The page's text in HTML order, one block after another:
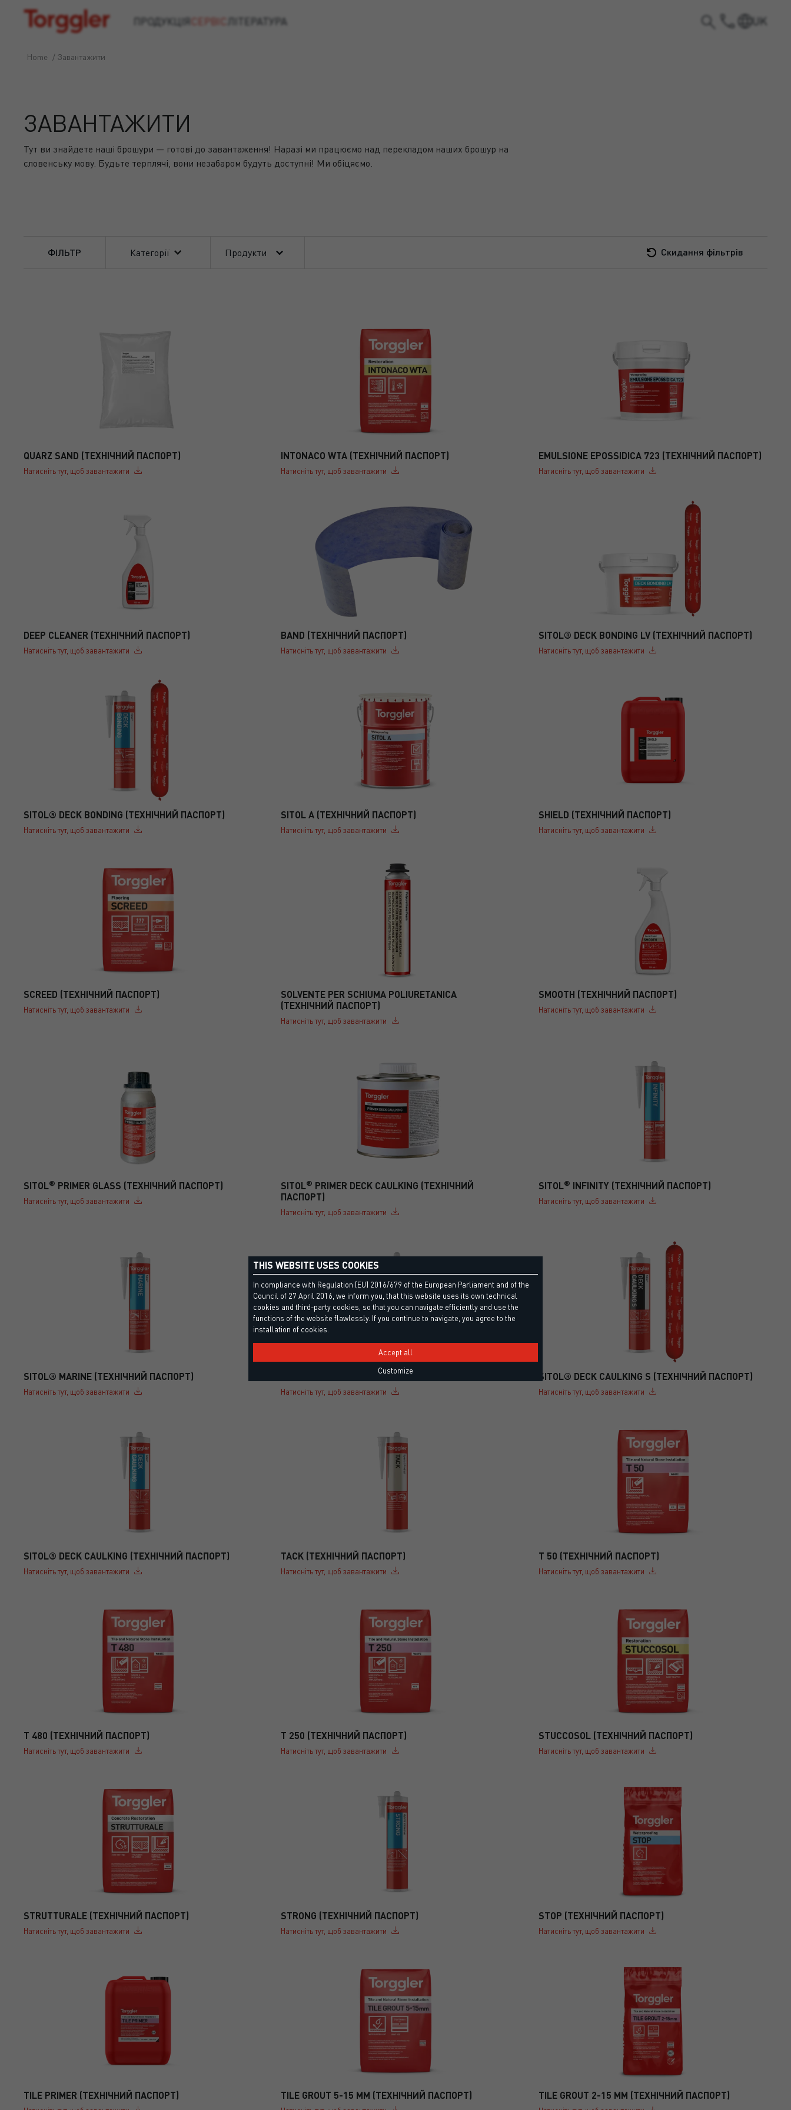
Torggler ПРОДУКЦІЯ СЕРВІС ЛІТЕРАТУРА UK
Home / Завантажити
ЗАВАНТАЖИТИ
Тут ви знайдете наші брошури — готові до завантаження! Наразі ми працюємо над перекладом наших брошур на
словенську мову. Будьте терплячі, вони незабаром будуть доступні! Ми обіцяємо.
ФІЛЬТР Категорії Продукти Скидання фільтрів
QUARZ SAND (ТЕХНІЧНИЙ ПАСПОРТ)
Натисніть тут, щоб завантажити
INTONACO WTA (ТЕХНІЧНИЙ ПАСПОРТ)
Натисніть тут, щоб завантажити
EMULSIONE EPOSSIDICA 723 (ТЕХНІЧНИЙ ПАСПОРТ)
Натисніть тут, щоб завантажити
DEEP CLEANER (ТЕХНІЧНИЙ ПАСПОРТ)
Натисніть тут, щоб завантажити
BAND (ТЕХНІЧНИЙ ПАСПОРТ)
Натисніть тут, щоб завантажити
SITOL® DECK BONDING LV (ТЕХНІЧНИЙ ПАСПОРТ)
Натисніть тут, щоб завантажити
SITOL® DECK BONDING (ТЕХНІЧНИЙ ПАСПОРТ)
Натисніть тут, щоб завантажити
SITOL A (ТЕХНІЧНИЙ ПАСПОРТ)
Натисніть тут, щоб завантажити
SHIELD (ТЕХНІЧНИЙ ПАСПОРТ)
Натисніть тут, щоб завантажити
SCREED (ТЕХНІЧНИЙ ПАСПОРТ)
Натисніть тут, щоб завантажити
SOLVENTE PER SCHIUMA POLIURETANICA
(ТЕХНІЧНИЙ ПАСПОРТ)
Натисніть тут, щоб завантажити
SMOOTH (ТЕХНІЧНИЙ ПАСПОРТ)
Натисніть тут, щоб завантажити
SITOL ® PRIMER GLASS (ТЕХНІЧНИЙ ПАСПОРТ)
Натисніть тут, щоб завантажити
SITOL ® PRIMER DECK CAULKING (ТЕХНІЧНИЙ
ПАСПОРТ)
Натисніть тут, щоб завантажити
SITOL ® INFINITY (ТЕХНІЧНИЙ ПАСПОРТ)
Натисніть тут, щоб завантажити
SITOL® MARINE (ТЕХНІЧНИЙ ПАСПОРТ)
Натисніть тут, щоб завантажити
SITOL® M.E.D. (ТЕХНІЧНИЙ ПАСПОРТ)
Натисніть тут, щоб завантажити
SITOL® DECK CAULKING S (ТЕХНІЧНИЙ ПАСПОРТ)
Натисніть тут, щоб завантажити
SITOL® DECK CAULKING (ТЕХНІЧНИЙ ПАСПОРТ)
Натисніть тут, щоб завантажити
TACK (ТЕХНІЧНИЙ ПАСПОРТ)
Натисніть тут, щоб завантажити
T 50 (ТЕХНІЧНИЙ ПАСПОРТ)
Натисніть тут, щоб завантажити
T 480 (ТЕХНІЧНИЙ ПАСПОРТ)
Натисніть тут, щоб завантажити
T 250 (ТЕХНІЧНИЙ ПАСПОРТ)
Натисніть тут, щоб завантажити
STUCCOSOL (ТЕХНІЧНИЙ ПАСПОРТ)
Натисніть тут, щоб завантажити
STRUTTURALE (ТЕХНІЧНИЙ ПАСПОРТ)
Натисніть тут, щоб завантажити
STRONG (ТЕХНІЧНИЙ ПАСПОРТ)
Натисніть тут, щоб завантажити
STOP (ТЕХНІЧНИЙ ПАСПОРТ)
Натисніть тут, щоб завантажити
TILE PRIMER (ТЕХНІЧНИЙ ПАСПОРТ) TILE GROUT 5-15 MM (ТЕХНІЧНИЙ ПАСПОРТ) TILE GROUT 2-15 MM (ТЕХНІЧНИЙ ПАСПОРТ)
THIS WEBSITE USES COOKIES
In compliance with Regulation (EU) 2016/679 of the European Parliament and of the
Council of 27 April 2016, we inform you, that this website uses its own technical
cookies and third-party cookies, so that you can navigate efficiently and use the
functions of the website flawlessly. If you continue to navigate, you agree to the
installation of cookies.
Accept all
Customize